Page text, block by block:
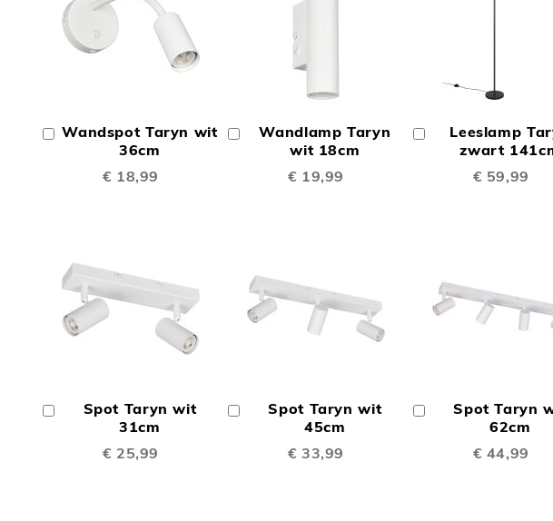
Wandspot Taryn wit
36cm
€ 18,99
In
Winkelwagen
Wandlamp Taryn
wit 18cm
€ 19,99
Winkelwagen
TOEVOEGEN
TE
Leeslamp
zwart
€ 59,99
Winkelwagen
Spot Taryn wit
31cm
€ 25,99
Winkelwagen
TOEVOEGEN
Spot Taryn wit
45cm
€ 33,99
Winkelwagen
Spot Taryn
62cm
€ 44,99
Winkelwagen